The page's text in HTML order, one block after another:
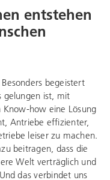
entstehen
begeistert
gelungen ist, mit
how eine Lösung
Antriebe effizienter,
leiser zu machen.
beitragen, dass die
Welt verträglich und
das verbindet uns